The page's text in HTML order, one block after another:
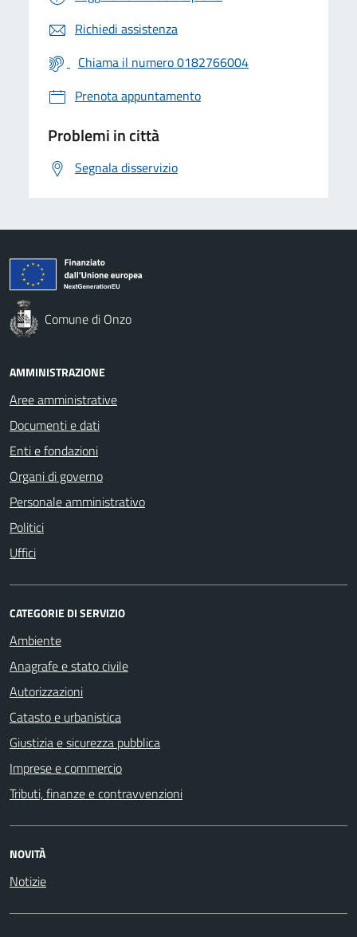
Richiedi assistenza
Chiama il numero 0182766004
Prenota appuntamento
Problemi in città
Segnala disservizio
Comune di Onzo
AMMINISTRAZIONE
Aree amministrative
Documenti e dati
Enti e fondazioni
Organi di governo
Personale amministrativo
Politici
Uffici
CATEGORIE DI SERVIZIO
Ambiente
Anagrafe e stato civile
Autorizzazioni
Catasto e urbanistica
Giustizia e sicurezza pubblica
Imprese e commercio
Tributi, finanze e contravvenzioni
NOVITÀ
Notizie